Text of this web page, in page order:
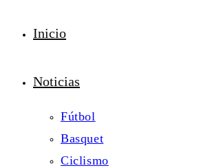
Inicio
Noticias
Fútbol
Basquet
Ciclismo